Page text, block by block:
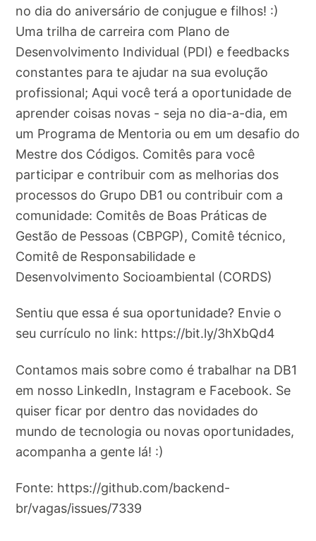
no dia do aniversário de conjugue e filhos! :)
Uma trilha de carreira com Plano de
Desenvolvimento Individual (PDI) e feedbacks
constantes para te ajudar na sua evolução
profissional; Aqui você terá a oportunidade de
aprender coisas novas - seja no dia-a-dia, em
um Programa de Mentoria ou em um desafio do
Mestre dos Códigos. Comitês para você
participar e contribuir com as melhorias dos
processos do Grupo DB1 ou contribuir com a
comunidade: Comitês de Boas Práticas de
Gestão de Pessoas (CBPGP), Comitê técnico,
Comitê de Responsabilidade e
Desenvolvimento Socioambiental (CORDS)
Sentiu que essa é sua oportunidade? Envie o
seu currículo no link: https://bit.ly/3hXbQd4
Contamos mais sobre como é trabalhar na DB1
em nosso LinkedIn, Instagram e Facebook. Se
quiser ficar por dentro das novidades do
mundo de tecnologia ou novas oportunidades,
acompanha a gente lá! :)
Fonte: https://github.com/backend-
br/vagas/issues/7339